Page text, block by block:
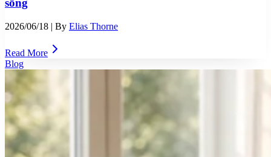
sống
2026/06/18 | By Elias Thorne
Read More
Blog